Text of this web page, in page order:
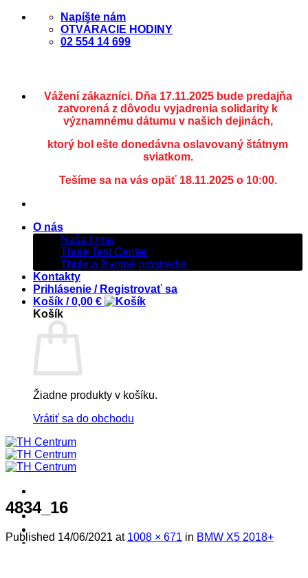
Skip
Napíšte nám
OTVÁRACIE HODINY
02 554 14 699
Vážení zákazníci. Dňa 17.11.2025 bude predajňa
zatvorená z dôvodu vyjadrenia solidarity k
významnému dátumu v našich dejinách,
ktorý bol ešte donedávna oslavovaný štátnym
sviatkom.
Tešíme sa na vás opäť 18.11.2025 o 10:00.
O nás
Naša firma
Thule Test Center
Thule a životné prostredie
Kontakty
Prihlásenie / Registrovať sa
Košík /0,00 €
Košík
Žiadne produkty v košíku.
Vrátiť sa do obchodu
! ! ! S Ú Ť A Ž ! ! !
Produkty
4834_16
Published 14/06/2021 at 1008 × 671 in BMW X5 2018+